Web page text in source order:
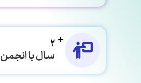
2
سال با انجمن